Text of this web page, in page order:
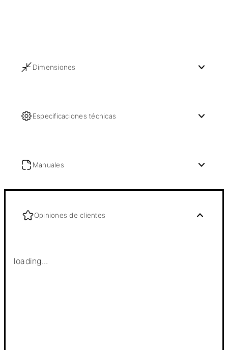
Dimensiones
Especificaciones técnicas
Manuales
Opiniones de clientes
loading...